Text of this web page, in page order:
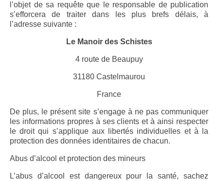
Le Secret des Marchands, AOP Maury rouge
doux 2014
l’objet de sa requête que le responsable de publication
s’efforcera de traiter dans les plus brefs délais, à
l’adresse suivante :
Le Manoir des Schistes
4 route de Beaupuy
31180 Castelmaurou
France
De plus, le présent site s’engage à ne pas communiquer
les informations propres à ses clients et à ainsi respecter
le droit qui s’applique aux libertés individuelles et à la
protection des données identitaires de chacun.
Abus d’alcool et protection des mineurs
L’abus d’alcool est dangereux pour la santé, sachez